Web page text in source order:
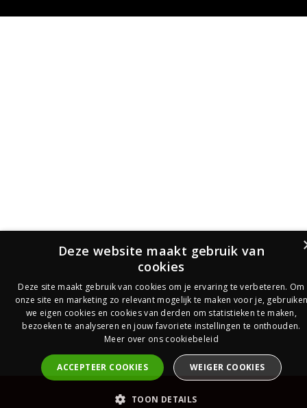
PrijsOfferte
Deze website maakt gebruik van
cookies
Deze site maakt gebruik van cookies om je ervaring te verbeteren. Om
onze site en marketing zo relevant mogelijk te maken voor je,
we eigen cookies en cookies van derden om statistieken te maken,
bezoeken te analyseren en jouw favoriete instellingen te onthouden.
Meer over ons cookiebeleid
ACCEPTEER COOKIES WEIGER COOKIES
TOON DETAILS